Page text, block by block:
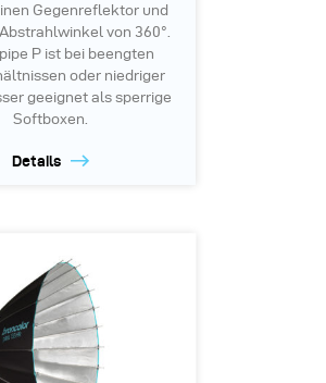
Gegenreflektor und
von 360°.
P ist bei beengten
oder niedriger
geeignet als sperrige
Softboxen.
Details